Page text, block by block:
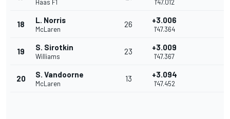
Haas F1 1'47.012
18 L. Norris
McLaren
26 +3.006
1'47.364
19 S. Sirotkin
Williams
23 +3.009
1'47.367
20 S. Vandoorne
McLaren
13 +3.094
1'47.452